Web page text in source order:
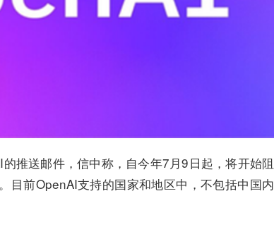
推送邮件，信中称，自今年7月9日起，将开始阻
目前OpenAI支持的国家和地区中，不包括中国内